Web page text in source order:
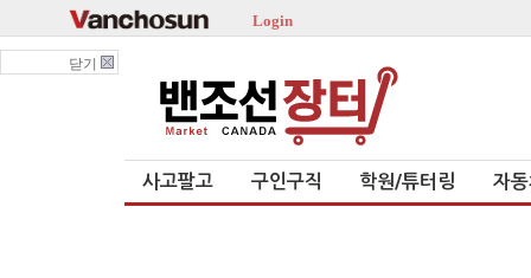
Login
닫기
사고팔고 구인구직 학원/튜터링 자